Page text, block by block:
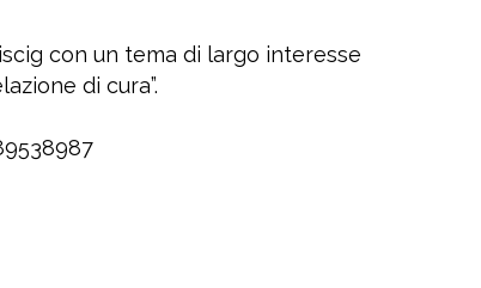
con un tema di largo interesse
di cura”.